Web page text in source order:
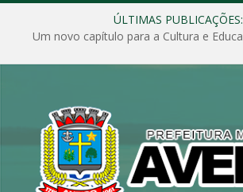
ÚLTIMAS PUBLICAÇÕES:
Um novo capítulo para a Cultura e